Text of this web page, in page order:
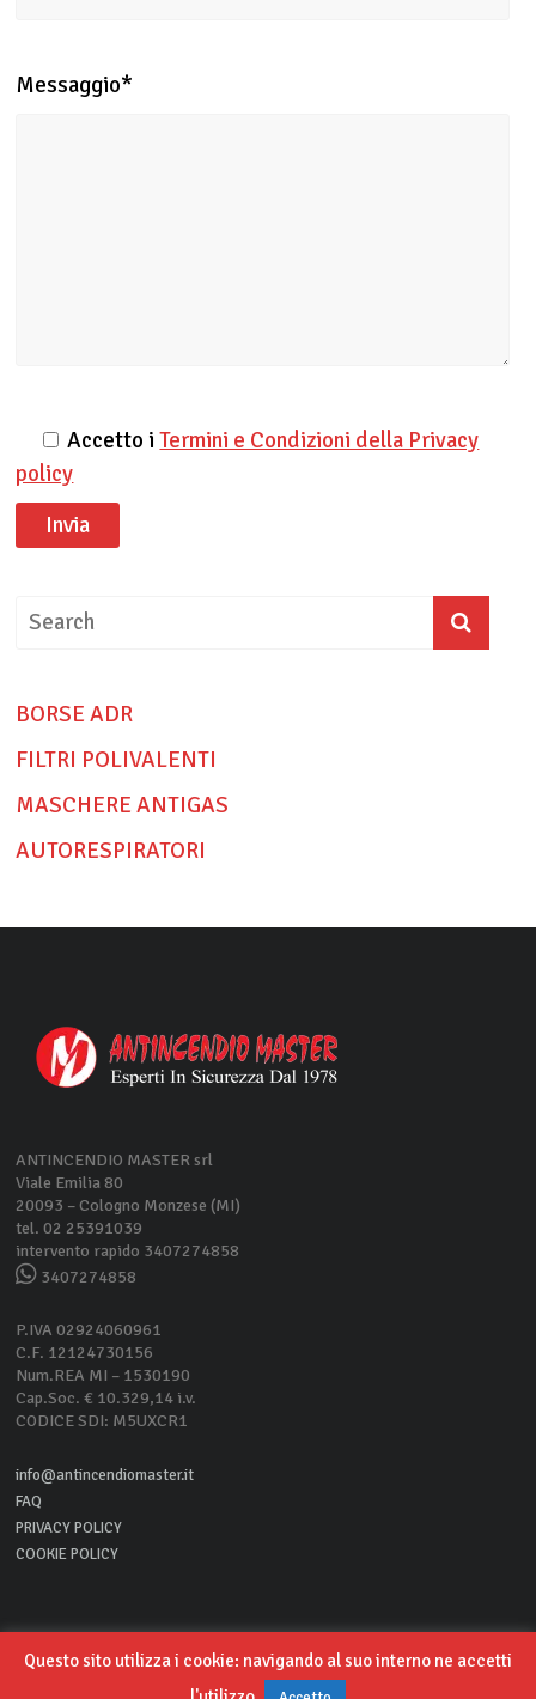
Messaggio*
Accetto iTermini e Condizioni della Privacy
policy
BORSE ADR
FILTRI POLIVALENTI
MASCHERE ANTIGAS
AUTORESPIRATORI
ANTINCENDIO MASTER srl
Viale Emilia 80
20093 – Cologno Monzese (MI)
tel. 02 25391039
intervento rapido 3407274858
3407274858
P.IVA 02924060961
C.F. 12124730156
Num.REA MI – 1530190
Cap.Soc. € 10.329,14 i.v.
CODICE SDI: M5UXCR1
info@antincendiomaster.it
FAQ
PRIVACY POLICY
COOKIE POLICY
Copyright © 2026 Antincendio Master™ - All Right Reserved
Questo sito utilizza i cookie: navigando al suo interno ne accetti